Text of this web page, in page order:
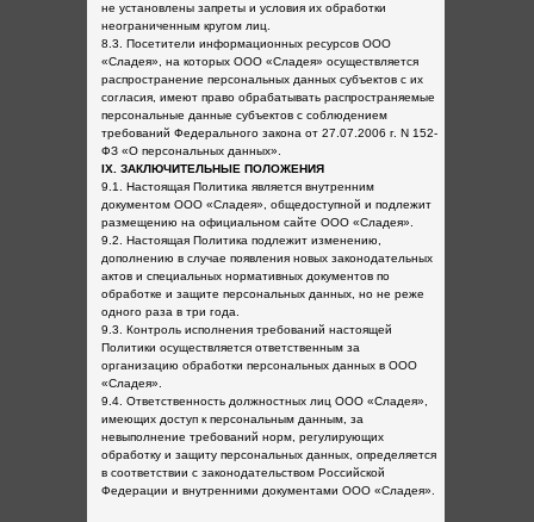
не установлены запреты и условия их обработки
неограниченным кругом лиц.
8.3. Посетители информационных ресурсов ООО
«Сладея», на которых ООО «Сладея» осуществляется
распространение персональных данных субъектов с их
согласия, имеют право обрабатывать распространяемые
персональные данные субъектов с соблюдением
требований Федерального закона от 27.07.2006 г. N 152-
ФЗ «О персональных данных».
IX. ЗАКЛЮЧИТЕЛЬНЫЕ ПОЛОЖЕНИЯ
9.1. Настоящая Политика является внутренним
документом ООО «Сладея», общедоступной и подлежит
размещению на официальном сайте ООО «Сладея».
9.2. Настоящая Политика подлежит изменению,
дополнению в случае появления новых законодательных
актов и специальных нормативных документов по
обработке и защите персональных данных, но не реже
одного раза в три года.
9.3. Контроль исполнения требований настоящей
Политики осуществляется ответственным за
организацию обработки персональных данных в ООО
«Сладея».
9.4. Ответственность должностных лиц ООО «Сладея»,
имеющих доступ к персональным данным, за
невыполнение требований норм, регулирующих
обработку и защиту персональных данных, определяется
в соответствии с законодательством Российской
Федерации и внутренними документами ООО «Сладея».